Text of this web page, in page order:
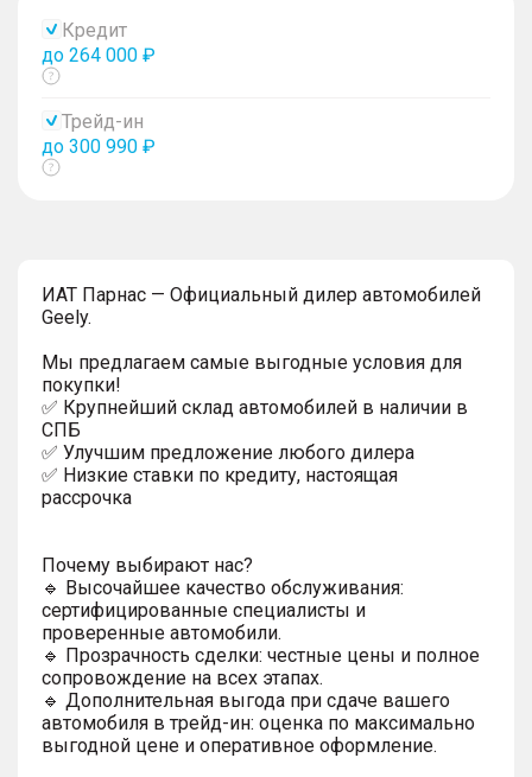
Кредит
до 264 000 ₽
Показать
Трейд-ин
до 300 990 ₽
Показать
ИAT Парнас — Официальный дилер автомобилей
Geely.
Мы предлагаем самые выгодные условия для
покупки!
✅ Крупнейший склад автомобилей в наличии в
СПБ
✅ Улучшим предложение любого дилера
✅ Низкие ставки по кредиту, настоящая
рассрочка
Почему выбирают нас?
🔹 Высочайшее качество обслуживания:
сертифицированные специалисты и
проверенные автомобили.
🔹 Прозрачность сделки: честные цены и полное
сопровождение на всех этапах.
🔹 Дополнительная выгода при сдаче вашего
автомобиля в трейд-ин: оценка по максимально
выгодной цене и оперативное оформление.